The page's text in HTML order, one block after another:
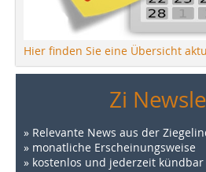
Hier finden Sie eine Übersicht
Zi
» Relevante News aus der
» monatliche Erscheinungsweise
» kostenlos und jederzeit kündbar